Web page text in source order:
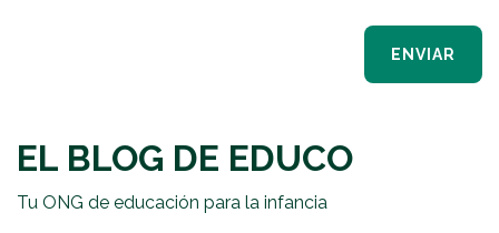
ENVIAR
EL BLOG DE EDUCO
Tu ONG de educación para la infancia